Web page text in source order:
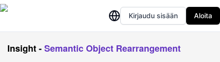
Kirjaudu sisään Aloita
Insight-Semantic Object Rearrangement